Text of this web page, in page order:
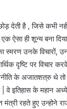
देती है , जिसे कभी
ऐसा ही शून्य बना
स्मरण उनके विचारों,
दृष्टि पर विचार
के अजातशत्रु थे
इतिहास के महान
रहते हुए उन्होने